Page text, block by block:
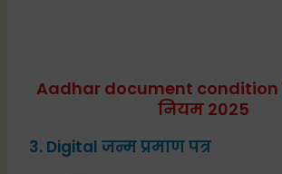
Aadhar document condition
नियम 2025
3. Digital जन्म प्रमाण पत्र